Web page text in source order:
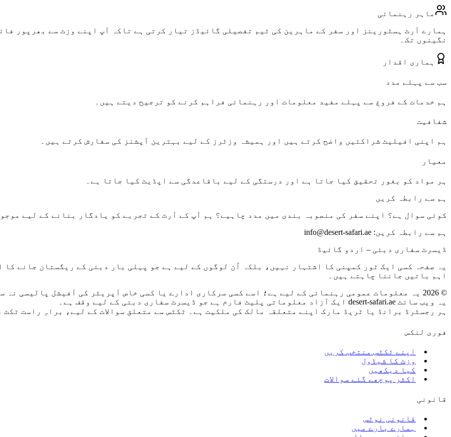
ماہر رہنمائی
ہمارے آرٹ ہسٹورینز اور سفر کے ماہرین کی ٹیم تفصیلی گائیڈز تیار کرتی ہے تاکہ آپ اپنے وزٹ سے بھرپور
نگینوں تک۔
ہماری اقدار
سب سے پہلے مدد
ہم خدمات کے فروغ سے پہلے مفید معلومات اور رہنمائی فراہم کرنے کو ترجیح دیتے ہیں۔
شفافیت
ہم اپنی افیلیٹ شراکتیں واضح کرتے ہیں اور ہمیشہ وزٹرز کے لیے بہترین آپشنز کی سفارش کرتے ہیں۔
معیار
ہر مواد کو بغور تحقیق کیا جاتا ہے اور درستگی کے لیے باقاعدگی سے اپڈیٹ کیا جاتا ہے۔
ہم سے رابطہ کریں
کوئی سوال ہے؟ اپنے سفر کی منصوبہ بندی میں مدد چاہیے؟ ہم آپ کے آرٹ کے تجربے کو یادگار بنانے کے لیے
ہم سے رابطہ کریں: info@desert-safari.ae
ڈیسرٹ سفاری دبئی – اردو گائیڈ
یہ صفحہ کسی ایک ٹور کمپنی کا اشتہار نہیں، بلکہ اُن لوگوں کے لیے ہے جو پہلی بار دبئی کے ریگستان جانے
اہم باتیں جاننا چاہتے ہیں۔
©
2026 یہ معلومات عمومی رہنمائی کے لیے ہے؛ اسے کسی سرکاری ادارے یا کسی خاص آپریٹر کی آفیشل پالیسی نہ
یہ ویب سائٹ desert-safari.ae ایک آزاد معلوماتی پلیٹ فارم ہے جو ڈیسرٹ سفاری دبئی کے لیے وقف ہے۔
ہر رجسٹرڈ برانڈ یا ٹریڈ مارک اپنے متعلقہ مالک کی ملکیت ہے۔ ٹکٹس سے متعلق سوالات کے لیے، براہِ راست ٹکٹ
فوری لنکس
اپنے ٹکٹس منتخب کریں
وزٹ کا شیڈول
کیا دیکھیں
اکثر پوچھے گئے سوالات
قانونی
قانونی نوٹس
ہمارے بارے میں